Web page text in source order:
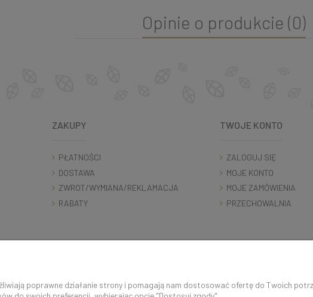
Opinie o produkcie (0)
ZAKUPY
PŁATNOŚCI
DOSTAWA
ZWROT/WYMIANA/REKLAMACJA
RABATY
TWOJE KONTO
ZALOGUJ SIĘ
MOJE KONTO
MOJE ZAMÓWIENIA
PRZECHOWALNIA
poprawne działanie strony i pomagają nam dostosować ofertę do Twoich